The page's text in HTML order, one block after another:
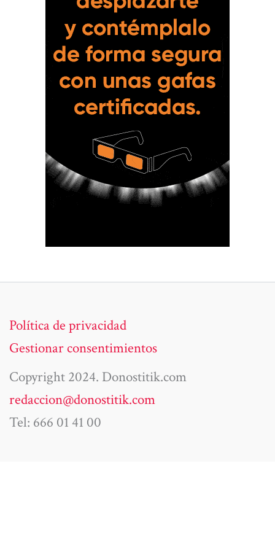
Política de privacidad
Gestionar consentimientos
Copyright 2024. Donostitik.com
redaccion@donostitik.com
Tel: 666 01 41 00